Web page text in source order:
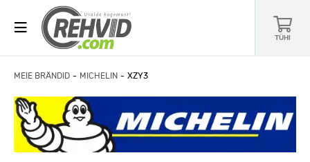
TÜHI
MEIE BRÄNDID MICHELIN XZY3